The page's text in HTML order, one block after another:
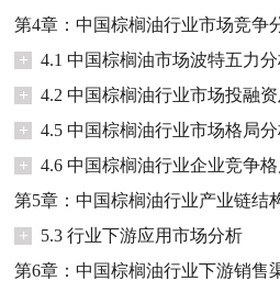
第4章：中国棕榈油行业市场竞争
+
4.1 中国棕榈油市场波特五力
+
4.2 中国棕榈油行业市场投融
+
4.5 中国棕榈油行业市场格局
+
4.6 中国棕榈油行业企业竞争
第5章：中国棕榈油行业产业链结
+
5.3 行业下游应用市场分析
第6章：中国棕榈油行业下游销售